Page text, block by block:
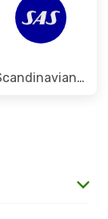
Scandinavian Airlines